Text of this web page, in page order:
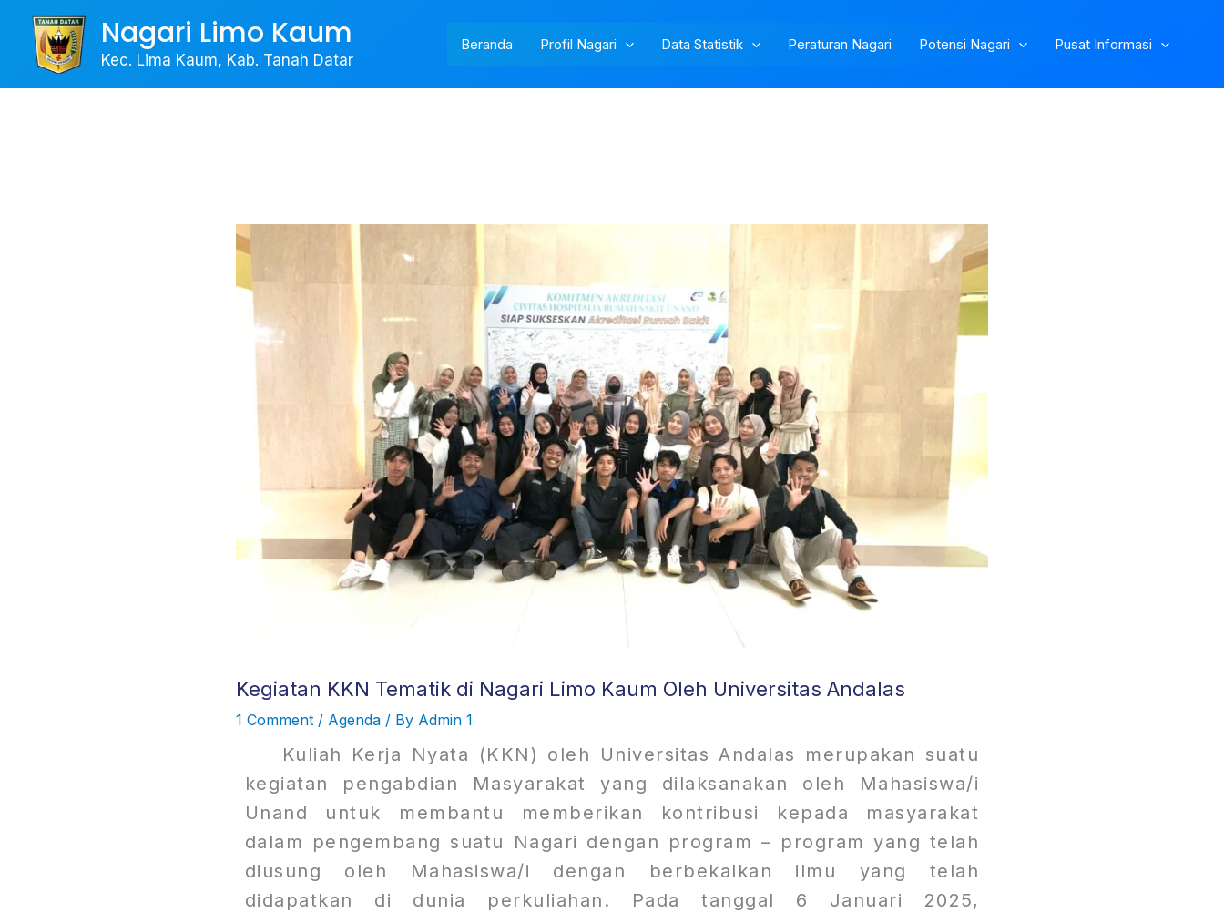
content
Nagari Limo Kaum
Kec. Lima Kaum, Kab. Tanah Datar
Beranda Profil Nagari Data Statistik Peraturan Nagari Potensi Nagari Pusat Informasi
Kegiatan KKN Tematik di Nagari Limo Kaum Oleh Universitas Andalas
1 Comment / Agenda/ By Admin 1
Kuliah Kerja Nyata (KKN) oleh Universitas Andalas merupakan suatu
kegiatan pengabdian Masyarakat yang dilaksanakan oleh Mahasiswa/i
Unand untuk membantu memberikan kontribusi kepada masyarakat
dalam pengembang suatu Nagari dengan program – program yang telah
diusung oleh Mahasiswa/i dengan berbekalkan ilmu yang telah
didapatkan di dunia perkuliahan. Pada tanggal 6 Januari 2025,